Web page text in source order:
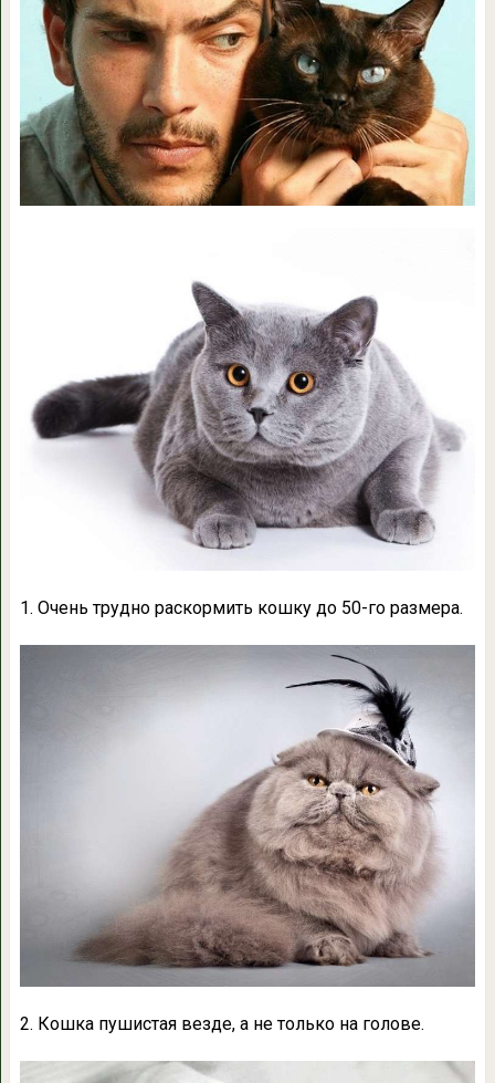
1. Очень трудно раскормить кошку до 50-го размера.
2. Кошка пушистая везде, а не только на голове.